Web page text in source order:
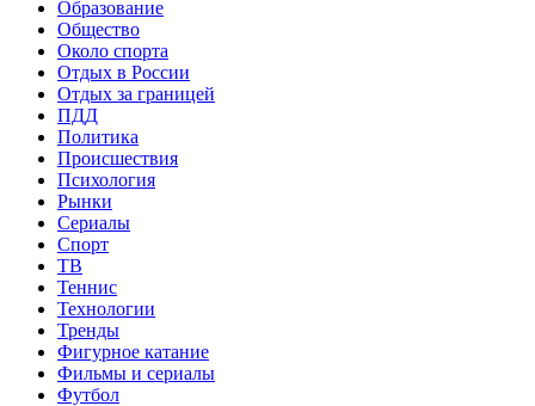
Образование
Общество
Около спорта
Отдых в России
Отдых за границей
ПДД
Политика
Происшествия
Психология
Рынки
Сериалы
Спорт
ТВ
Теннис
Технологии
Тренды
Фигурное катание
Фильмы и сериалы
Футбол